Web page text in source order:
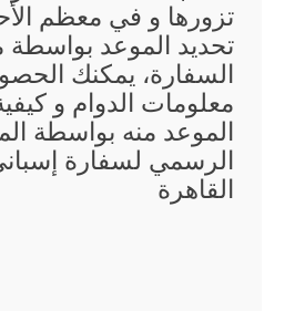
تزورها و في معظم
تحديد الموعد بواسطة
السفارة، يمكنك
معلومات الدوام و
الموعد منه بواسطة
الرسمي لسفارة
القاهرة